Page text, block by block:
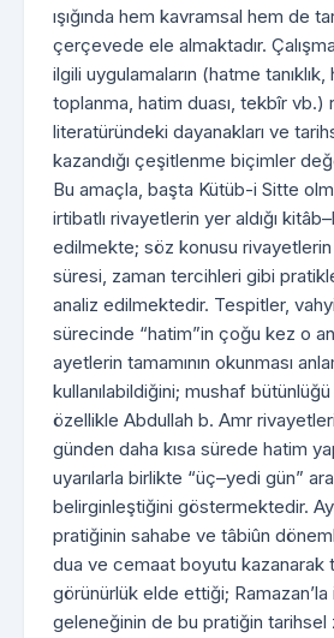
ışığında hem kavramsal hem de
çerçevede ele almaktadır.
ilgili uygulamaların (hatme
toplanma, hatim duası, tekbîr vb.)
literatüründeki dayanakları ve
kazandığı çeşitlenme biçimler
Bu amaçla, başta Kütüb-i Sitte
irtibatlı rivayetlerin yer aldığı
edilmekte; söz konusu
süresi, zaman tercihleri gibi
analiz edilmektedir. Tespitler,
sürecinde “hatim”in çoğu kez o
ayetlerin tamamının okunması
kullanılabildiğini; mushaf
özellikle Abdullah b. Amr
günden daha kısa sürede hatim
uyarılarla birlikte “üç–yedi gün”
belirginleştiğini göstermektedir.
pratiğinin sahabe ve tâbiûn
dua ve cemaat boyutu kazanarak
görünürlük elde ettiği; Ramazan’la
geleneğinin de bu pratiğin tarihsel